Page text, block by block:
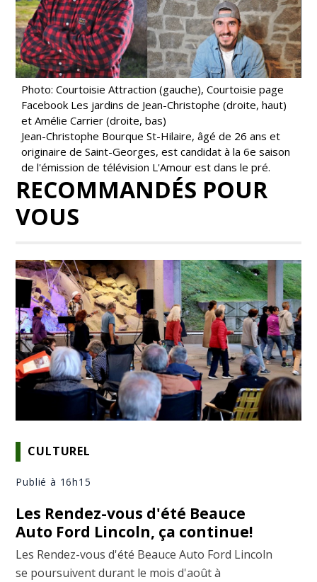
Photo: Courtoisie Attraction (gauche), Courtoisie page
Facebook Les jardins de Jean-Christophe (droite, haut)
et Amélie Carrier (droite, bas)
Jean-Christophe Bourque St-Hilaire, âgé de 26 ans et
originaire de Saint-Georges, est candidat à la 6e saison
de l'émission de télévision L'Amour est dans le pré.
RECOMMANDÉS POUR
VOUS
CULTUREL
Publié à 16h15
Les Rendez-vous d'été Beauce
Auto Ford Lincoln, ça continue!
Les Rendez-vous d'été Beauce Auto Ford Lincoln
se poursuivent durant le mois d'août à